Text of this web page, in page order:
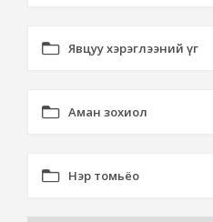
Явцуу хэрэглээний үг
Аман зохиол
Нэр томьёо